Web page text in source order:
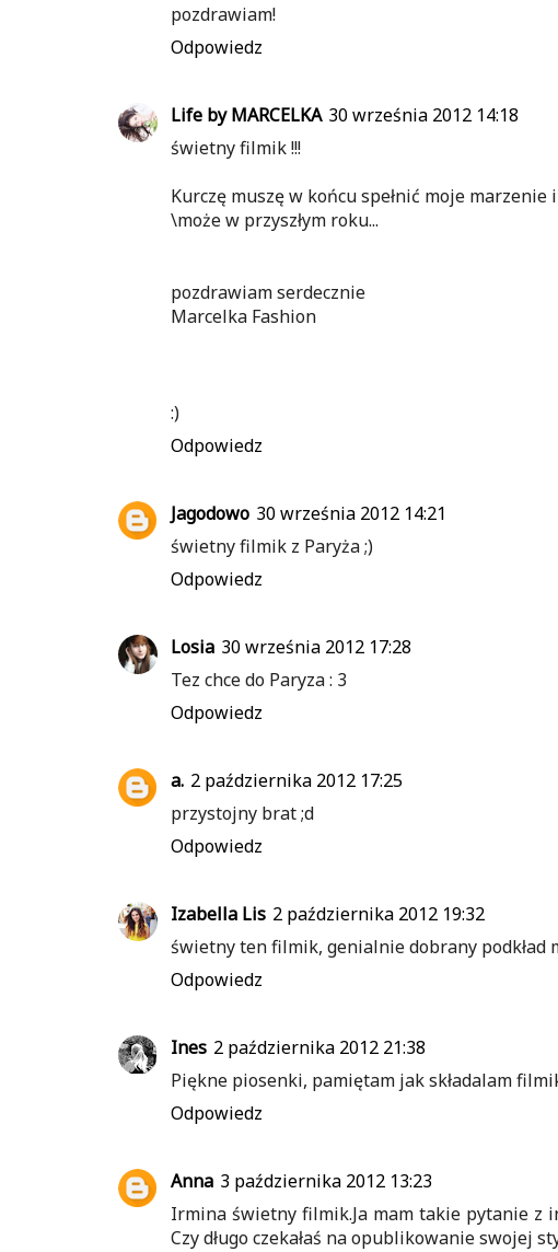
pozdrawiam!
Odpowiedz
Life by MARCELKA 30 września 2012 14:18
świetny filmik !!!
Kurczę muszę w końcu spełnić moje marzenie
\może w przyszłym roku...
pozdrawiam serdecznie
Marcelka Fashion
:)
Odpowiedz
Jagodowo 30 września 2012 14:21
świetny filmik z Paryża ;)
Odpowiedz
Losia 30 września 2012 17:28
Tez chce do Paryza : 3
Odpowiedz
a. 2 października 2012 17:25
przystojny brat ;d
Odpowiedz
Izabella Lis 2 października 2012 19:32
świetny ten filmik, genialnie dobrany podkład
Odpowiedz
Ines 2 października 2012 21:38
Piękne piosenki, pamiętam jak składalam
Odpowiedz
Anna 3 października 2012 13:23
Irmina świetny filmik.Ja mam takie pytanie z
Czy długo czekałaś na opublikowanie swojej